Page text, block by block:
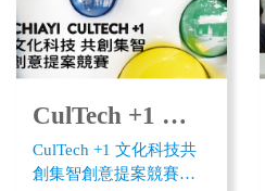
加媽祖遶境的民眾，可
以來Culture+1 Hub，與
3D虎爺互動，線上點光
幕；此外民眾用手機掃
天宮數位求子、求籤及
放燈花。
CulTech +1 文化科技共創集智創意提案競賽辦法
CulTech +1 文化科技共
創集智創意提案競賽，